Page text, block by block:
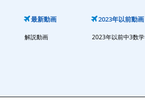
最新動画
解説動画
2023年以前動画
2023年以前中3数学